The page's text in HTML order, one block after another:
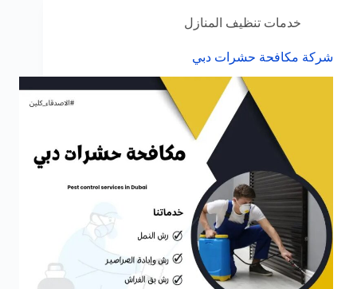
خدمات تنظيف المنازل
شركة مكافحة حشرات دبي